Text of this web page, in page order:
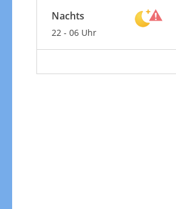
Nachts
22 - 06 Uhr
Gewitterrisiko in 3h
Zur Gewitterrisikokarte